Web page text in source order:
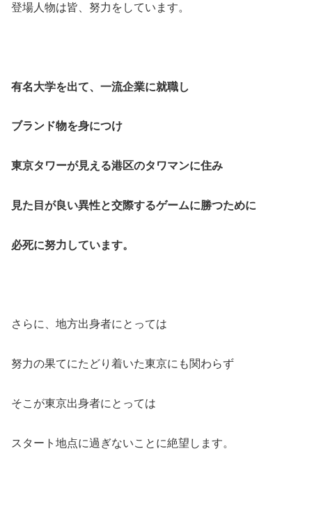
登場人物は皆、努力をしています。
有名大学を出て、一流企業に就職し
ブランド物を身につけ
東京タワーが見える港区のタワマンに住み
見た目が良い異性と交際するゲームに勝つために
必死に努力しています。
さらに、地方出身者にとっては
努力の果てにたどり着いた東京にも関わらず
そこが東京出身者にとっては
スタート地点に過ぎないことに絶望します。